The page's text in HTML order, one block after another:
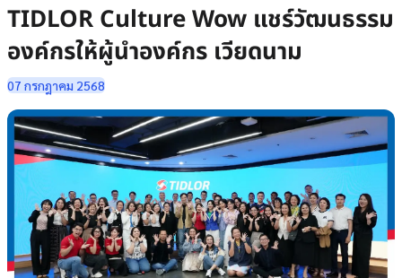
TIDLOR Culture Wow แชร์วัฒนธรรม
องค์กรให้ผู้นำองค์กร เวียดนาม
07 กรกฎาคม 2568